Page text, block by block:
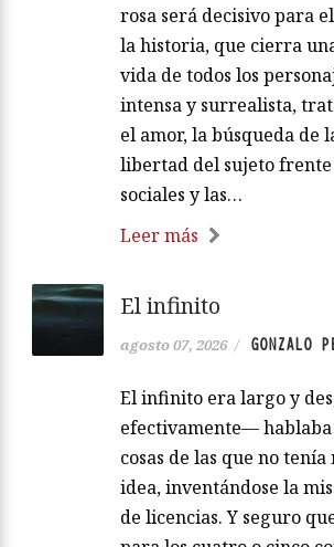
rosa será decisivo para
la historia, que cierra
vida de todos los
intensa y surrealista,
el amor, la búsqueda de
libertad del sujeto frente
sociales y las…
Leer más
El infinito
agosto 07, 2026 / GONZALO
El infinito era largo y
efectivamente— hablaba
cosas de las que no
idea, inventándose la
de licencias. Y seguro